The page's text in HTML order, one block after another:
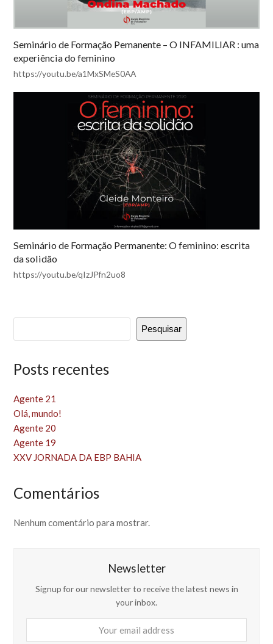
Seminário de Formação Pemanente – O INFAMILIAR : uma
experiência do feminino
https://youtu.be/a1MxSMeS0AA
Seminário de Formação Permanente: O feminino: escrita
da solidão
https://youtu.be/qIzJPfn2uo8
Pesquisar
Posts recentes
Agente 21
Olá, mundo!
Agente 20
Agente 19
XXV JORNADA DA EBP BAHIA
Comentários
Nenhum comentário para mostrar.
Newsletter
Signup for our newsletter to receive the latest news in
your inbox.
email